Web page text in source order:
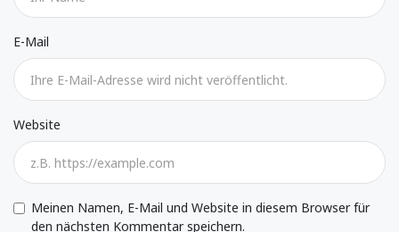
E-Mail
Website
Meinen Namen, E-Mail und Website in diesem Browser für
den nächsten Kommentar speichern.